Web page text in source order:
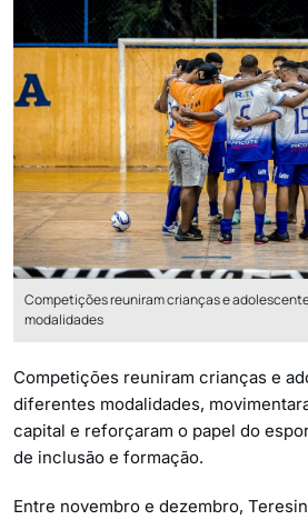
Competições reuniram crianças e
modalidades
Competições reuniram crianças e
diferentes modalidades,
capital e reforçaram o papel do
de inclusão e formação.
Entre novembro e dezembro,